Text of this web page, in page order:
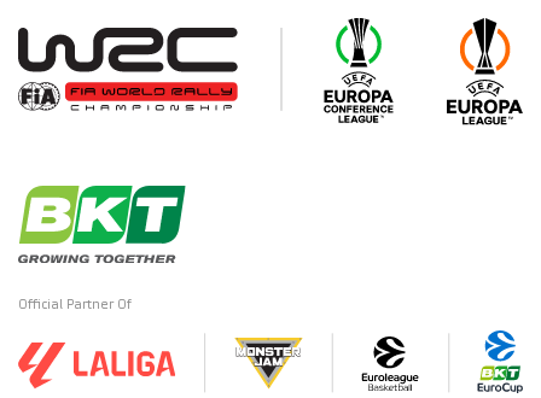
Official Partner Of